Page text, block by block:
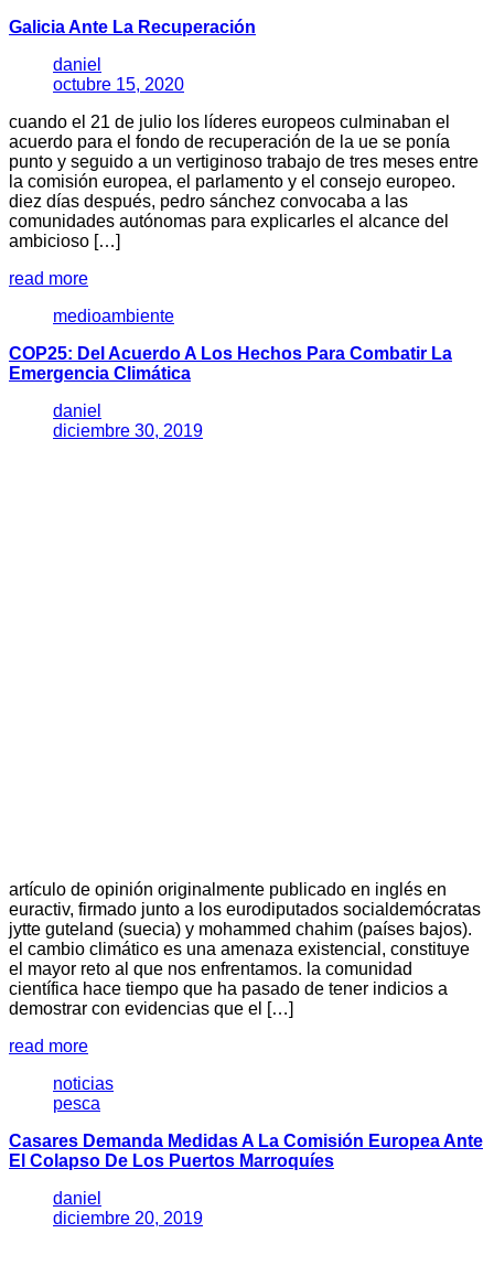
Galicia Ante La Recuperación
daniel
octubre 15, 2020
cuando el 21 de julio los líderes europeos culminaban el
acuerdo para el fondo de recuperación de la ue se ponía
punto y seguido a un vertiginoso trabajo de tres meses entre
la comisión europea, el parlamento y el consejo europeo.
diez días después, pedro sánchez convocaba a las
comunidades autónomas para explicarles el alcance del
ambicioso […]
read more
medioambiente
COP25: Del Acuerdo A Los Hechos Para Combatir La
Emergencia Climática
daniel
diciembre 30, 2019
artículo de opinión originalmente publicado en inglés en
euractiv, firmado junto a los eurodiputados socialdemócratas
jytte guteland (suecia) y mohammed chahim (países bajos).
el cambio climático es una amenaza existencial, constituye
el mayor reto al que nos enfrentamos. la comunidad
científica hace tiempo que ha pasado de tener indicios a
demostrar con evidencias que el […]
read more
noticias
pesca
Casares Demanda Medidas A La Comisión Europea Ante
El Colapso De Los Puertos Marroquíes
daniel
diciembre 20, 2019